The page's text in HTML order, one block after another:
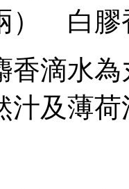
） 白
香滴水
汁及薄